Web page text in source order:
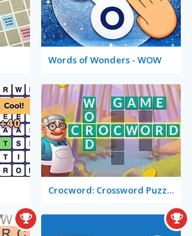
Words of Wonders - WOW
Crocword: Crossword Puzzle Game